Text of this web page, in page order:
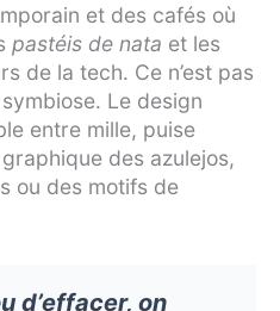
et des cafés où
pastéis de nata et les
de la tech. Ce n’est pas
Le design
entre mille, puise
des azulejos,
ou des motifs de
d’effacer, on